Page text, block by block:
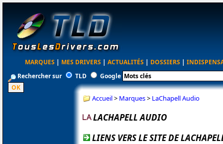
MARQUES | MES DRIVERS | ACTUALITÉS | DOSSIERS |
Rechercher sur
TLD Google
Accueil> Marques> LaChapell Audio
LACHAPELL AUDIO
LIENS VERS LE SITE DE